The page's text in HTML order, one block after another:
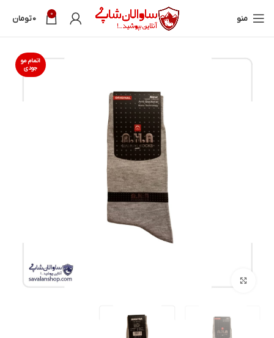
منو 0
0تومان
اتمام مو
جودی